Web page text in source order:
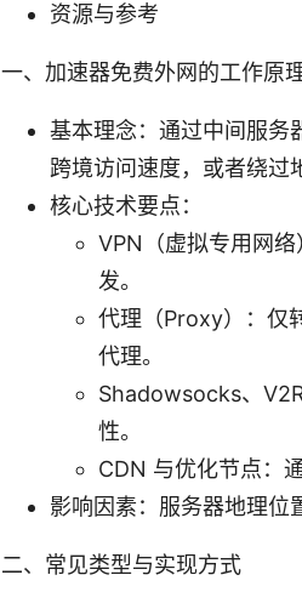
资源与参考
一、加速器免费外网的工作原
基本理念：通过中间服务
跨境访问速度，或者绕过
核心技术要点：
VPN（虚拟专用网
发。
代理（Proxy）：仅
代理。
Shadowsocks、
性。
CDN 与优化节点：
影响因素：服务器地理位
二、常见类型与实现方式